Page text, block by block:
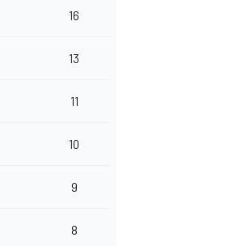
16
13
11
10
9
8